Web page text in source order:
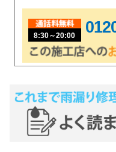
8:30～20:00